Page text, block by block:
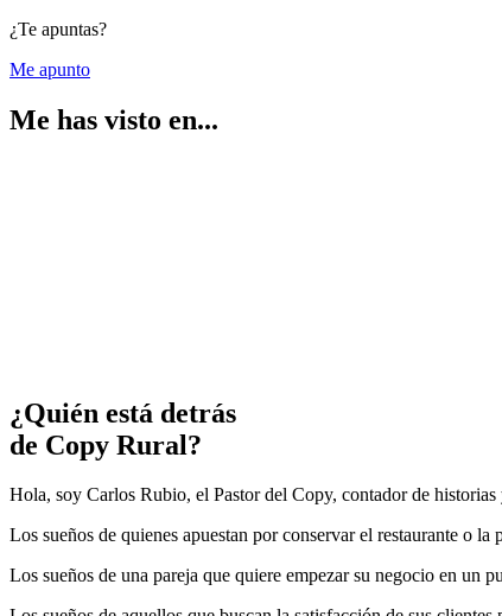
¿Te apuntas?
Me apunto
Me has visto en...
¿Quién está detrás
de Copy Rural?
Hola, soy Carlos Rubio, el Pastor del Copy, contador de historias
Los sueños de quienes apuestan por conservar el restaurante o la
Los sueños de una pareja que quiere empezar su negocio en un